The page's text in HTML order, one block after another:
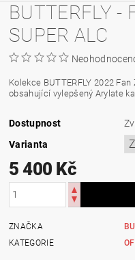
BUTTERFLY -
SUPER ALC
Kolekce BUTTERFLY 2022
obsahující vylepšený Arylate
Dostupnost
Varianta
5 400 Kč
ZNAČKA
KATEGORIE